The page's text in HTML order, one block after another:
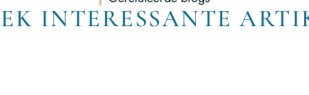
INTERESSANTE